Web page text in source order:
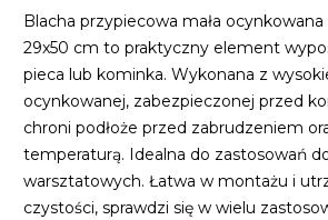
Blacha przypiecowa mała
29x50 cm to praktyczny element
pieca lub kominka. Wykonana z
ocynkowanej, zabezpieczonej przed
chroni podłoże przed zabrudzeniem
temperaturą. Idealna do zastosowań
warsztatowych. Łatwa w montażu i
czystości, sprawdzi się w wielu